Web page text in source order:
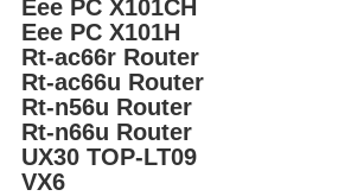
Eee PC X101CH
Eee PC X101H
Rt-ac66r Router
Rt-ac66u Router
Rt-n56u Router
Rt-n66u Router
UX30 TOP-LT09
VX6